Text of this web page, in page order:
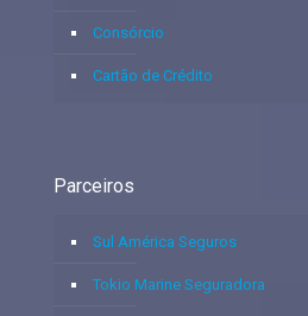
Consórcio
Cartão de Crédito
Parceiros
Sul América Seguros
Tokio Marine Seguradora